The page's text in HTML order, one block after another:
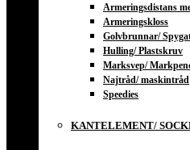
Armeringsdistans
Armeringskloss
Golvbrunnar/
Hulling/ Plastskruv
Marksvep/
Najtråd/ maskintråd
Speedies
KANTELEMENT/